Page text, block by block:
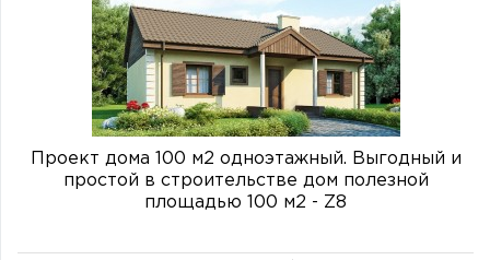
Проект дома 100 м2 одноэтажный. Выгодный и
простой в строительстве дом полезной
площадью 100 м2 - Z8